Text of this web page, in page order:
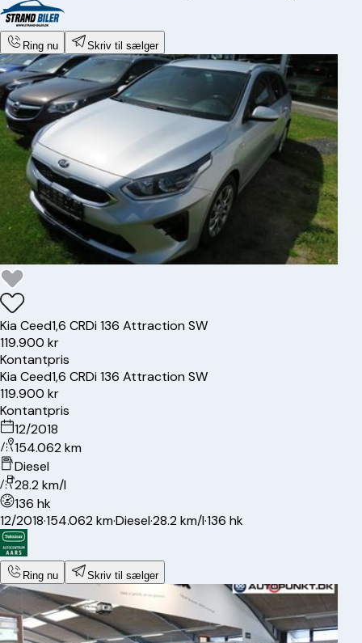
Ring nu Skriv til sælger
KiaCeed1,6 CRDi 136 Attraction SW
119.900 kr
Kontantpris
KiaCeed1,6 CRDi 136 Attraction SW
119.900 kr
Kontantpris
12/2018
154.062 km
Diesel
28.2 km/l
136 hk
12/2018·154.062 km·Diesel·28.2 km/l·136 hk
Ring nu Skriv til sælger